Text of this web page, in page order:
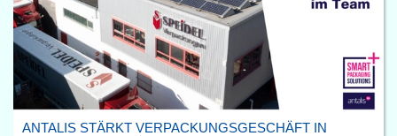
ANTALIS STÄRKT VERPACKUNGSGESCHÄFT IN